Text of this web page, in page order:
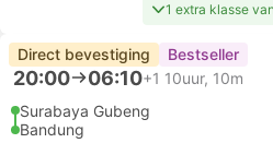
1 extra klasse
Direct bevestiging Bestseller
20:00 06:10+1 10uur, 10m
Surabaya Gubeng
Bandung